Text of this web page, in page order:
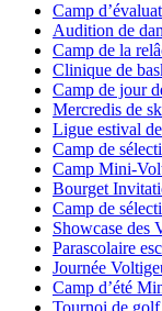
Camp
Audition de
Camp de la
Clinique de
Camp de jour
Mercredis de
Ligue estival
Camp de
Camp Mini-
Bourget
Camp de
Showcase des
Parascolaire
Journée
Camp d’été
Tournoi de